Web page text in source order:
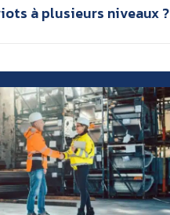
à plusieurs niveaux ?